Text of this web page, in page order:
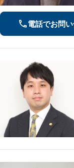
電話でお問